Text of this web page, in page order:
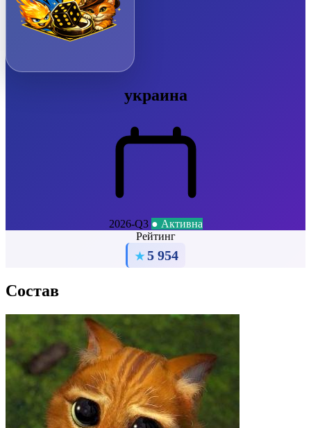
украина
2026-Q3 ● Активна
Рейтинг
5 954
Состав